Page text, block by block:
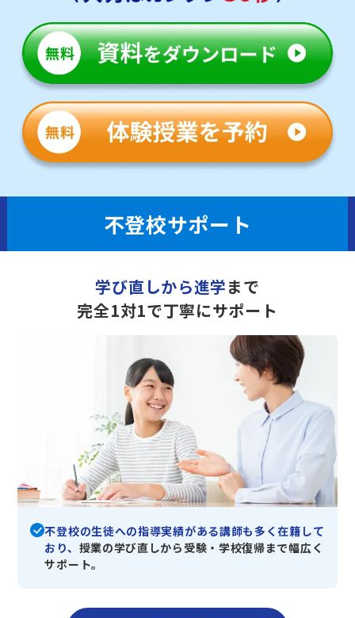
不登校サポート
学び直しから進学まで
完全1対1で丁寧にサポート
不登校の生徒への指導実績がある講師も多く在籍して
おり、 授業の学び直しから受験・学校復帰まで幅広く
サポート。